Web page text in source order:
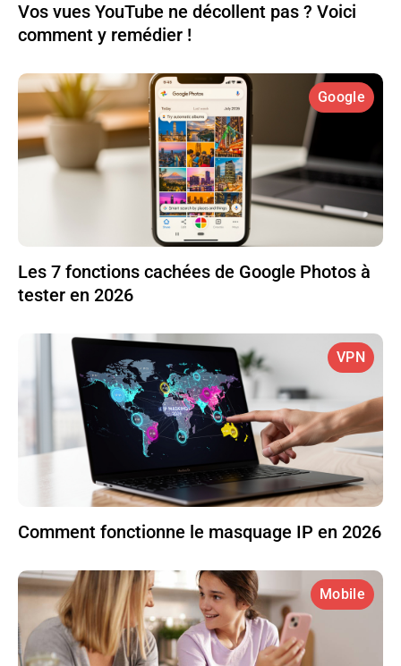
Vos vues YouTube ne décollent pas ? Voici
comment y remédier !
Google
Les 7 fonctions cachées de Google Photos à
tester en 2026
VPN
Comment fonctionne le masquage IP en 2026
Mobile